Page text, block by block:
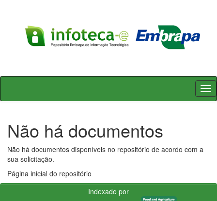
Skip
Não há documentos
Não há documentos disponíveis no repositório de acordo com a
sua solicitação.
Página inicial do repositório
Indexado por